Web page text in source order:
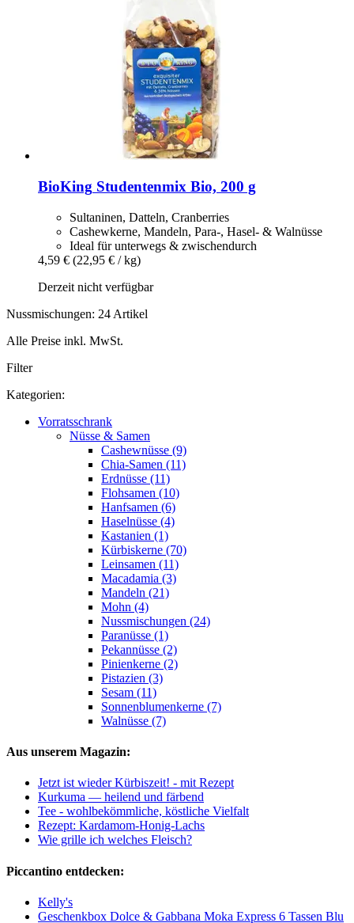
BioKing Studentenmix Bio, 200 g
Sultaninen, Datteln, Cranberries
Cashewkerne, Mandeln, Para-, Hasel- & Walnüsse
Ideal für unterwegs & zwischendurch
4,59 € (22,95 € / kg)
Derzeit nicht verfügbar
Nussmischungen: 24 Artikel
Alle Preise inkl. MwSt.
Filter
Kategorien:
Vorratsschrank
Nüsse & Samen
Cashewnüsse (9)
Chia-Samen (11)
Erdnüsse (11)
Flohsamen (10)
Hanfsamen (6)
Haselnüsse (4)
Kastanien (1)
Kürbiskerne (70)
Leinsamen (11)
Macadamia (3)
Mandeln (21)
Mohn (4)
Nussmischungen (24)
Paranüsse (1)
Pekannüsse (2)
Pinienkerne (2)
Pistazien (3)
Sesam (11)
Sonnenblumenkerne (7)
Walnüsse (7)
Aus unserem Magazin:
Jetzt ist wieder Kürbiszeit! - mit Rezept
Kurkuma — heilend und färbend
Tee - wohlbekömmliche, köstliche Vielfalt
Rezept: Kardamom-Honig-Lachs
Wie grille ich welches Fleisch?
Piccantino entdecken:
Kelly's
Geschenkbox Dolce & Gabbana Moka Express 6 Tassen Blu